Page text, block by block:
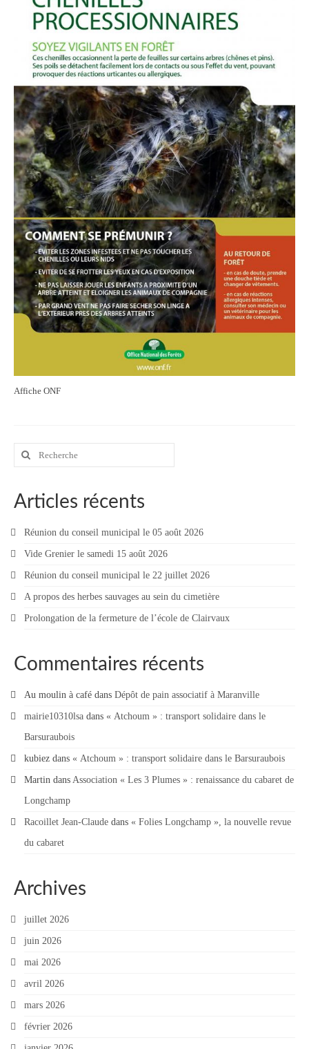
Affiche ONF
Rechercher
Articles récents
Réunion du conseil municipal le 05 août 2026
Vide Grenier le samedi 15 août 2026
Réunion du conseil municipal le 22 juillet 2026
A propos des herbes sauvages au sein du cimetière
Prolongation de la fermeture de l’école de Clairvaux
Commentaires récents
Au moulin à café dans Dépôt de pain associatif à Maranville
mairie10310lsa dans « Atchoum » : transport solidaire dans le
Barsuraubois
kubiez dans « Atchoum » : transport solidaire dans le Barsuraubois
Martin dans Association « Les 3 Plumes » : renaissance du cabaret de
Longchamp
Racoillet Jean-Claude dans « Folies Longchamp », la nouvelle revue
du cabaret
Archives
juillet 2026
juin 2026
mai 2026
avril 2026
mars 2026
février 2026